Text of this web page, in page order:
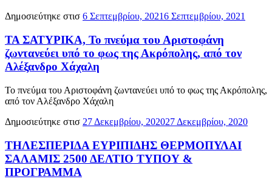
Δημοσιεύτηκε στισ 6 Σεπτεμβρίου, 20216 Σεπτεμβρίου, 2021
ΤΑ ΣΑΤΥΡΙΚΑ, Το πνεύμα του Αριστοφάνη
ζωντανεύει υπό το φως της Ακρόπολης, από τον
Αλέξανδρο Χάχαλη
Το πνεύμα του Αριστοφάνη ζωντανεύει υπό το φως της Ακρόπολης,
από τον Αλέξανδρο Χάχαλη
Δημοσιεύτηκε στισ 27 Δεκεμβρίου, 202027 Δεκεμβρίου, 2020
ΤΗΛΕΣΠΕΡΙΔΑ ΕΥΡΙΠΙΔΗΣ ΘΕΡΜΟΠΥΛΑΙ
ΣΑΛΑΜΙΣ 2500 ΔΕΛΤΙΟ ΤΥΠΟΥ &
ΠΡΟΓΡΑΜΜΑ